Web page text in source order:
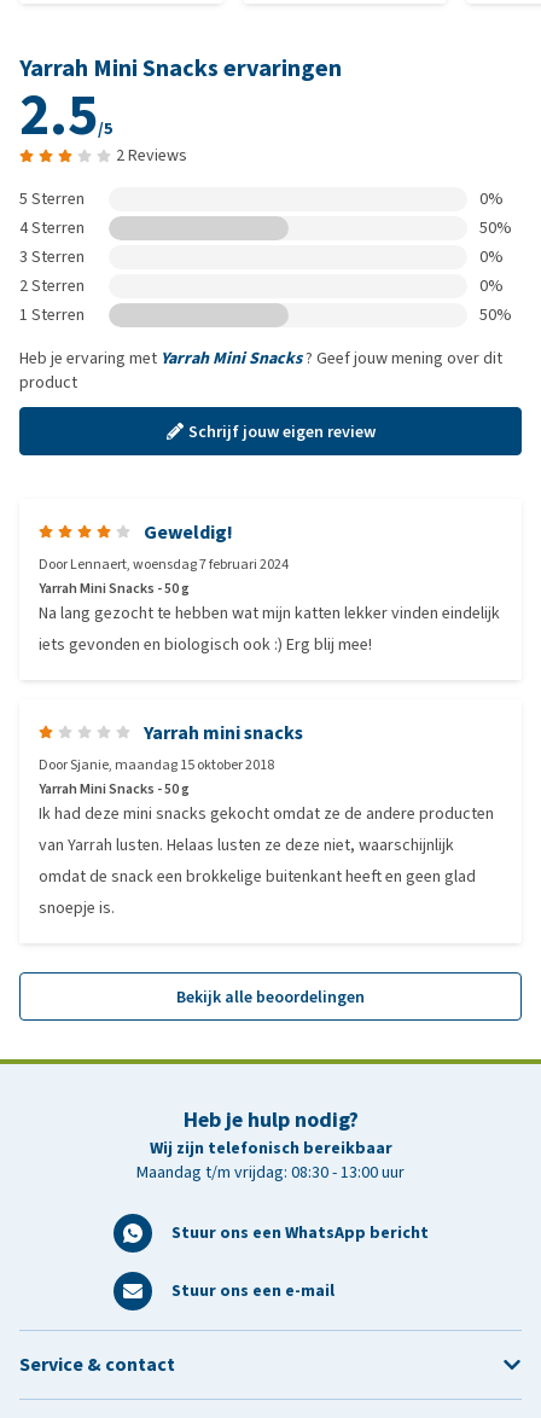
Yarrah Mini Snacks ervaringen
2.5/5
2 Reviews
5 Sterren
0%
4 Sterren
50%
3 Sterren
0%
2 Sterren
0%
1 Sterren
50%
Heb je ervaring met Yarrah Mini Snacks? Geef jouw mening over dit
product
Schrijf jouw eigen review
Geweldig!
DoorLennaert,woensdag 7 februari 2024
Yarrah Mini Snacks - 50 g
Na lang gezocht te hebben wat mijn katten lekker vinden eindelijk
iets gevonden en biologisch ook :) Erg blij mee!
Yarrah mini snacks
DoorSjanie, maandag 15 oktober 2018
Yarrah Mini Snacks - 50 g
Ik had deze mini snacks gekocht omdat ze de andere producten
van Yarrah lusten. Helaas lusten ze deze niet, waarschijnlijk
omdat de snack een brokkelige buitenkant heeft en geen glad
snoepje is.
Bekijk alle beoordelingen
Heb je hulp nodig?
Wij zijn telefonisch bereikbaar
Maandag t/m vrijdag: 08:30 - 13:00 uur
Stuur ons een WhatsApp bericht
Stuur ons een e-mail
Service & contact